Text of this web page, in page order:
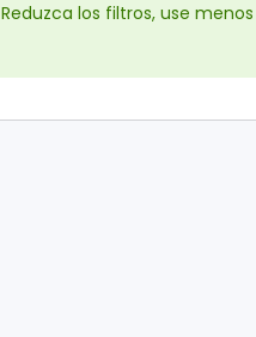
Reduzca los filtros, use